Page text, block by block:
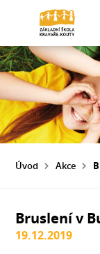
Úvod Akce
Bruslení v
19.12.2019